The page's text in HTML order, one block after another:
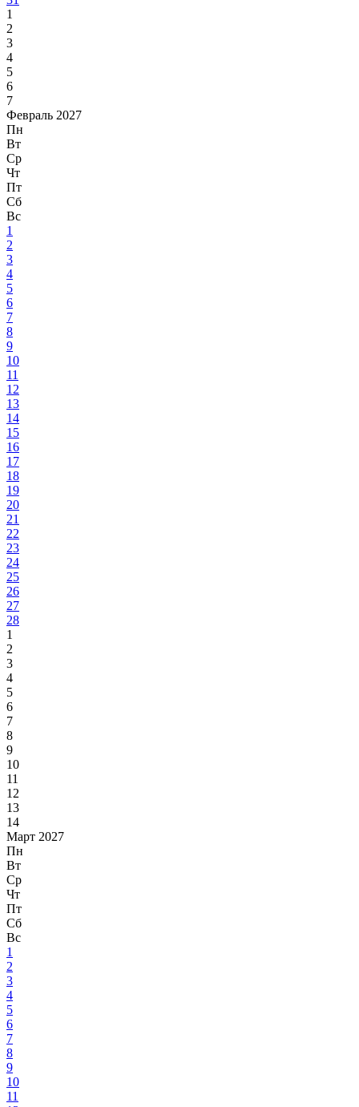
1
2
3
4
5
6
7
Февраль 2027
Пн
Вт
Ср
Чт
Пт
Сб
Вс
1
2
3
4
5
6
7
8
9
10
11
12
13
14
15
16
17
18
19
20
21
22
23
24
25
26
27
28
1
2
3
4
5
6
7
8
9
10
11
12
13
14
Март 2027
Пн
Вт
Ср
Чт
Пт
Сб
Вс
1
2
3
4
5
6
7
8
9
10
11